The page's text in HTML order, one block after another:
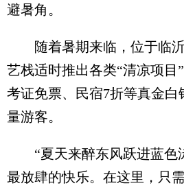
避暑角。
随着暑期来临，位于临沂
艺栈适时推出各类“清凉项目
考证免票、民宿7折等真金白
量游客。
“夏天来醉东风跃进蓝色
最放肆的快乐。在这里，只